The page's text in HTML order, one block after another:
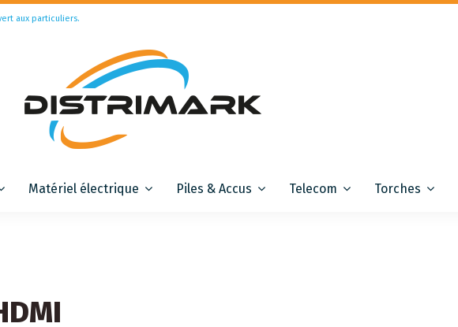
aux particuliers.
Matériel électrique Piles & Accus Telecom Torches